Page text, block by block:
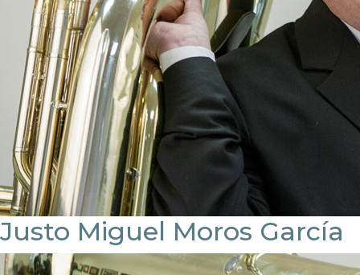
Justo Miguel Moros García